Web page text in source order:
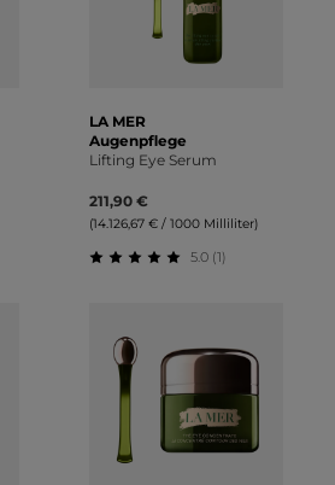
LA MER
Augenpflege
Lifting Eye Serum
211,90 €
(14.126,67 € / 1000 Milliliter)
5.0 (1)